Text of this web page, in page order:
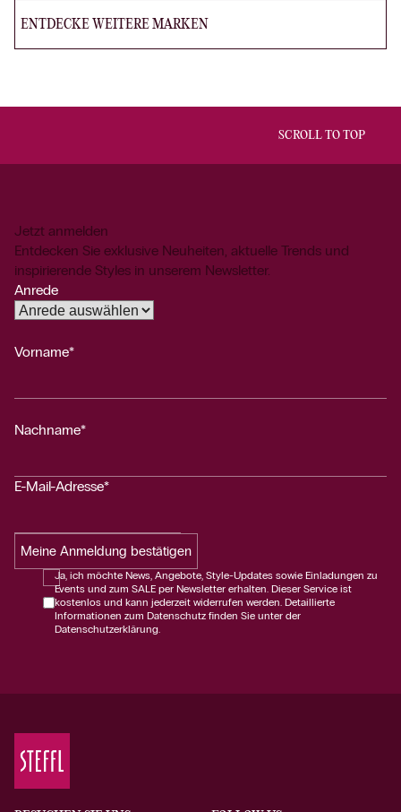
ENTDECKE WEITERE MARKEN
SCROLL TO TOP
Jetzt anmelden
Entdecken Sie exklusive Neuheiten, aktuelle Trends und
inspirierende Styles in unserem Newsletter.
Anrede
Vorname*
Nachname*
E-Mail-Adresse*
Meine Anmeldung bestätigen
Ja, ich möchte News, Angebote, Style-Updates sowie Einladungen zu
Events und zum SALE per Newsletter erhalten. Dieser Service ist
kostenlos und kann jederzeit widerrufen werden. Detaillierte
Informationen zum Datenschutz finden Sie unter der
Datenschutzerklärung.